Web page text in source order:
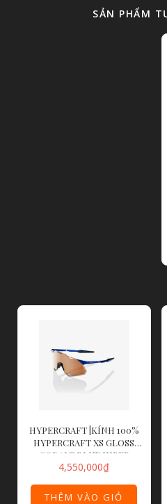
SẢN PHẨM
HYPERCRAFT |KÍNH 100%
HYPERCRAFT XS GLOSS
COBALT BLUE HIPER
COPPER MIRROR LENS
4,550,000₫
THÊM VÀO GIỎ